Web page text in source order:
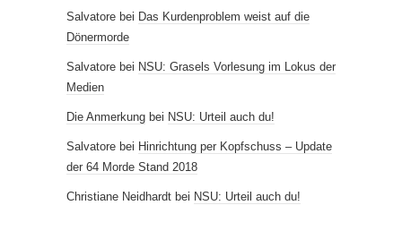
Salvatore bei Das Kurdenproblem weist auf die
Dönermorde
Salvatore bei NSU: Grasels Vorlesung im Lokus der
Medien
Die Anmerkung bei NSU: Urteil auch du!
Salvatore bei Hinrichtung per Kopfschuss – Update
der 64 Morde Stand 2018
Christiane Neidhardt bei NSU: Urteil auch du!